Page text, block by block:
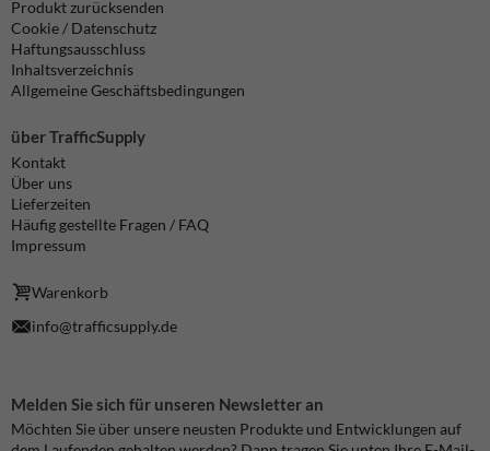
Produkt zurücksenden
Cookie / Datenschutz
Haftungsausschluss
Inhaltsverzeichnis
Allgemeine Geschäftsbedingungen
über TrafficSupply
Kontakt
Über uns
Lieferzeiten
Häufig gestellte Fragen / FAQ
Impressum
Warenkorb
info@trafficsupply.de
Melden Sie sich für unseren Newsletter an
Möchten Sie über unsere neusten Produkte und Entwicklungen auf